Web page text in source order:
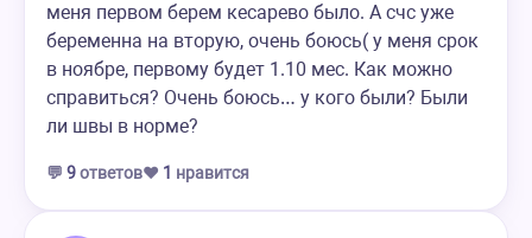
меня первом берем кесарево было. А счс уже
беременна на вторую, очень боюсь( у меня срок
в ноябре, первому будет 1.10 мес. Как можно
справиться? Очень боюсь… у кого были? Были
ли швы в норме?
💬 9ответов❤️ 1 нравится